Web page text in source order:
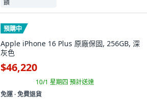
預購中
Apple iPhone 16 Plus 原廠保固, 256GB, 深
灰色
$46,220
10/1 星期四 預計送達
免運 ∙ 免費退貨